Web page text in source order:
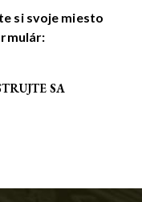
si svoje miesto
SA